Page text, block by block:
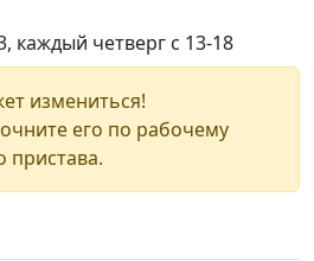
каждый четверг с 13-18
измениться!
его по рабочему
пристава.